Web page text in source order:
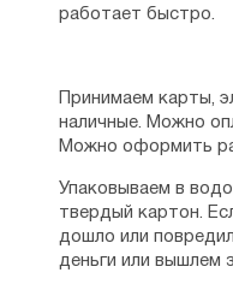
работает быстро.
Принимаем карты,
наличные. Можно
Можно оформить
Упаковываем в
твердый картон.
дошло или
деньги или вышлем